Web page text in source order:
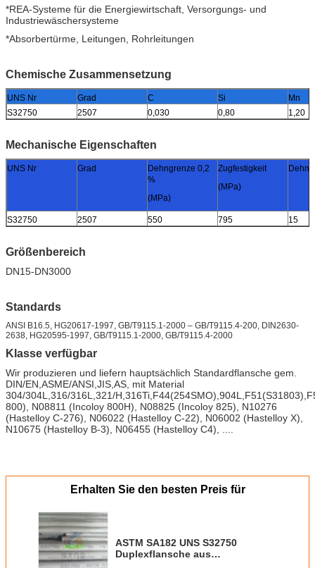
*REA-Systeme für die Energiewirtschaft, Versorgungs- und
Industriewäschersysteme
*Absorbertürme, Leitungen, Rohrleitungen
Chemische Zusammensetzung
UNS Nr Grad C Si
Mn
S32750
2507 0,030 0,80 1,20
Mechanische Eigenschaften
UNS Nr Grad
Dehngrenze 0,2
%
(MPa)
Zugfestigkeit
(MPa)
S32750 2507 550 795 15
Größenbereich
DN15-DN3000
Standards
ANSI B16.5, HG20617-1997, GB/T9115.1-2000 – GB/T9115.4-200, DIN2630-
2638, HG20595-1997, GB/T9115.1-2000, GB/T9115.4-2000
Klasse verfügbar
Wir produzieren und liefern hauptsächlich Standardflansche gem.
DIN/EN,ASME/ANSI,JIS,AS, mit Material
304/304L,316/316L,321/
800), N08811 (Incoloy 800H), N08825 (Incoloy 825), N10276
(Hastelloy C-276), N06022 (Hastelloy C-22), N06002 (Hastelloy X),
N10675 (Hastelloy B-3), N06455 (Hastelloy C4), ....
Erhalten Sie den besten Preis für
ASTM SA182 UNS S32750
Duplexflansche aus